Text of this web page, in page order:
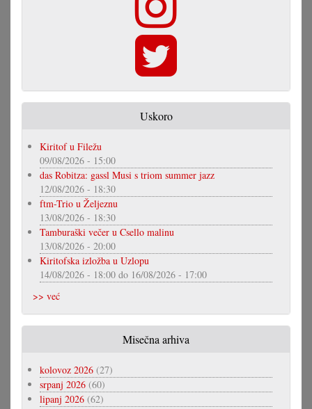
Uskoro
Kiritof u Filežu
09/08/2026 - 15:00
das Robitza: gassl Musi s triom summer jazz
12/08/2026 - 18:30
ftm-Trio u Željeznu
13/08/2026 - 18:30
Tamburaški večer u Csello malinu
13/08/2026 - 20:00
Kiritofska izložba u Uzlopu
14/08/2026 - 18:00 do 16/08/2026 - 17:00
>> već
Misečna arhiva
kolovoz 2026 (27)
srpanj 2026 (60)
lipanj 2026 (62)